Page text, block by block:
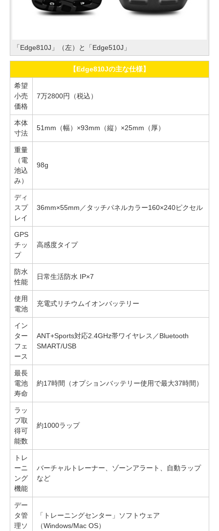
「Edge810J」（左）と「Edge510J」
【Edge810Jの主な仕様】
希望
小売
価格
7万2800円（税込）
本体
寸法
51mm（幅）×93mm（縦）×25mm（厚）
重量
（電
池込
み）
98g
ディ
スプ
レイ
36mm×55mm／タッチパネルカラー160×240ピクセル
GPS
チッ
プ
高感度タイプ
防水
性能
日常生活防水 IP×7
使用
電池
充電式リチウムイオンバッテリー
イン
ター
フェ
ース
ANT+Sports対応2.4GHz帯ワイヤレス／Bluetooth
SMART/USB
最長
電池
寿命
約17時間（オプションバッテリー使用で最大37時間）
ラッ
プ取
得可
能数
約1000ラップ
トレ
ーニ
ング
機能
バーチャルトレーナー、ゾーンアラート、自動ラップ
など
デー
タ管
理ソ
「トレーニングセンター」ソフトウェア
（Windows/Mac OS）